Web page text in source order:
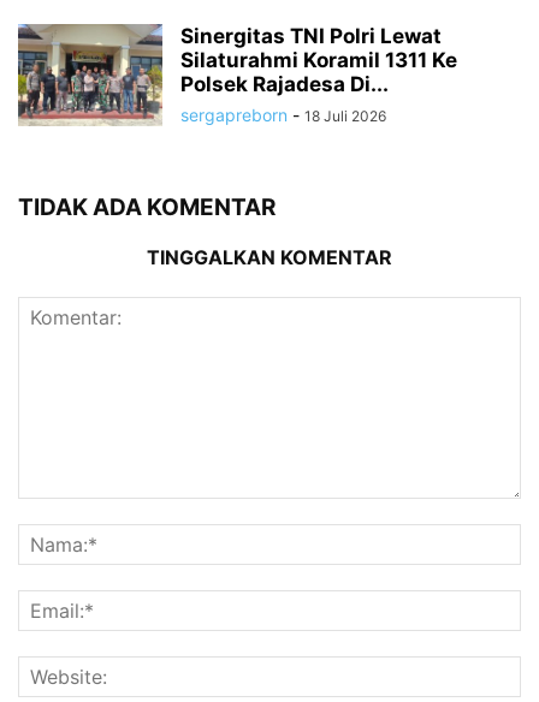
Sinergitas TNI Polri Lewat
Silaturahmi Koramil 1311 Ke
Polsek Rajadesa Di...
sergapreborn - 18 Juli 2026
TIDAK ADA KOMENTAR
TINGGALKAN KOMENTAR